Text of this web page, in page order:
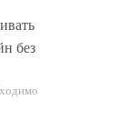
без